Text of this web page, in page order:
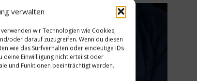
verwalten
wir Technologien wie Cookies,
oder darauf zuzugreifen. Wenn du diesen
wie das Surfverhalten oder eindeutige IDs
deine Einwillligung nicht erteilst oder
und Funktionen beeinträchtigt werden.